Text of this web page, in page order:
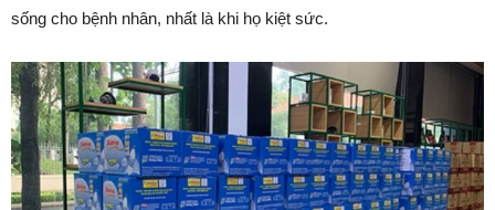
sống cho bệnh nhân, nhất là khi họ kiệt sức.